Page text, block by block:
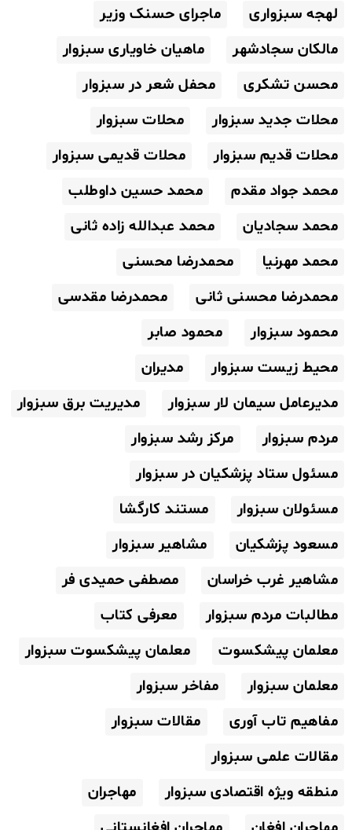
لهجه سبزواری
ماجرای حسنک وزیر
مالکان سجادشهر
ماهیان خاویاری سبزوار
محسن تشکری
محفل شعر در سبزوار
محلات جدید سبزوار
محلات سبزوار
محلات قدیم سبزوار
محلات قدیمی سبزوار
محمد جواد مقدم
محمد حسین داوطلب
محمد سجادیان
محمد عبدالله زاده ثانی
محمد مهرنیا
محمدرضا محسنی
محمدرضا محسنی ثانی
محمدرضا مقدسی
محمود سبزوار
محمود صابر
محیط زیست سبزوار
مدیران
مدیرعامل سیمان لار سبزوار
مدیریت برق سبزوار
مردم سبزوار
مرکز رشد سبزوار
مسئول ستاد پزشکیان در سبزوار
مسئولان سبزوار
مستند کارگشا
مسعود پزشکیان
مشاهیر سبزوار
مشاهیر غرب خراسان
مصطفی حمیدی فر
مطالبات مردم سبزوار
معرفی کتاب
معلمان پیشکسوت
معلمان پیشکسوت سبزوار
معلمان سبزوار
مفاخر سبزوار
مفاهیم تاب آوری
مقالات سبزوار
مقالات علمی سبزوار
منطقه ویژه اقتصادی سبزوار
مهاجران